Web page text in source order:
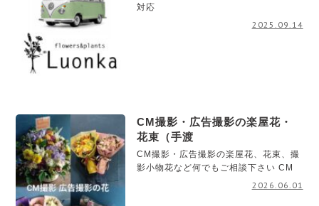
対応
2025.09.14
CM撮影・広告撮影の楽屋花・
花束（手渡
CM撮影・広告撮影の楽屋花、花束、撮
影小物花など何でもご相談下さい CM
2026.06.01